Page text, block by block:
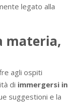
legato alla
materia,
agli ospiti
di immergersi in
suggestioni e la